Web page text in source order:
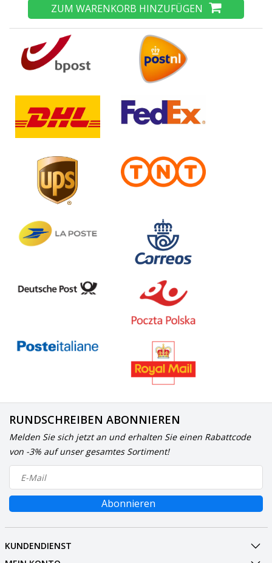
ZUM WARENKORB HINZUFÜGEN
RUNDSCHREIBEN ABONNIEREN
Melden Sie sich jetzt an und erhalten Sie einen Rabattcode
von -3% auf unser gesamtes Sortiment!
Abonnieren
KUNDENDIENST